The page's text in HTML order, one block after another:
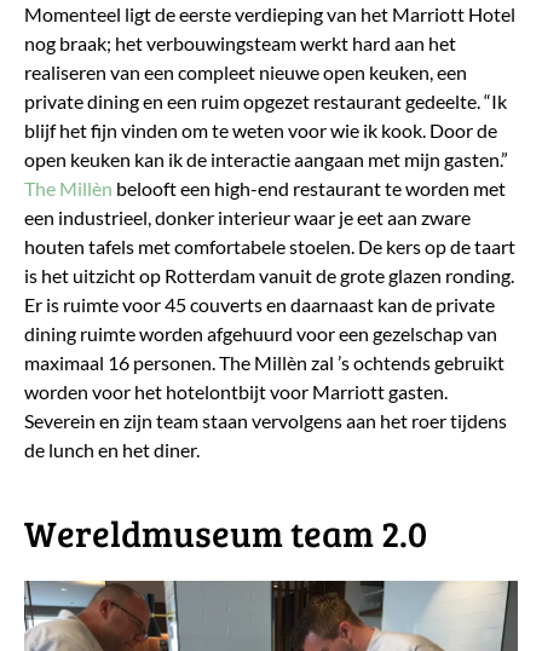
Momenteel ligt de eerste verdieping van het Marriott Hotel
nog braak; het verbouwingsteam werkt hard aan het
realiseren van een compleet nieuwe open keuken, een
private dining en een ruim opgezet restaurant gedeelte. “Ik
blijf het fijn vinden om te weten voor wie ik kook. Door de
open keuken kan ik de interactie aangaan met mijn gasten.”
The Millèn belooft een high-end restaurant te worden met
een industrieel, donker interieur waar je eet aan zware
houten tafels met comfortabele stoelen. De kers op de taart
is het uitzicht op Rotterdam vanuit de grote glazen ronding.
Er is ruimte voor 45 couverts en daarnaast kan de private
dining ruimte worden afgehuurd voor een gezelschap van
maximaal 16 personen. The Millèn zal ’s ochtends gebruikt
worden voor het hotelontbijt voor Marriott gasten.
Severein en zijn team staan vervolgens aan het roer tijdens
de lunch en het diner.
Wereldmuseum team 2.0